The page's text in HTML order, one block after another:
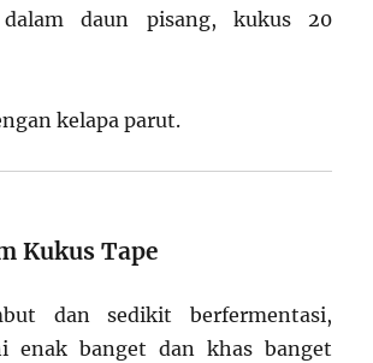
dalam daun pisang, kukus 20
kelapa parut.
Kukus Tape
dan sedikit berfermentasi,
enak banget dan khas banget